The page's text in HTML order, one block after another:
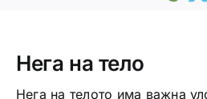
Витамини
Нега на тело
Нега на телото има важна